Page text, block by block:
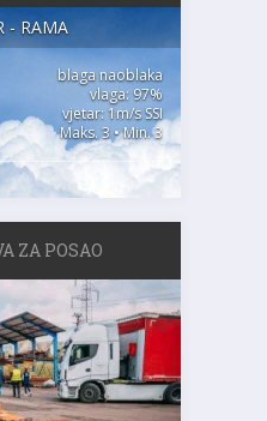
- RAMA
blaga naoblaka
vlaga: 97%
vjetar: 1m/s SSI
Maks. 3 • Min. 3
ZA POSAO